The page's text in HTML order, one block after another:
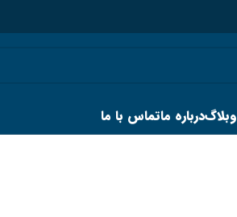
وبلاگدرباره ماتماس با ما